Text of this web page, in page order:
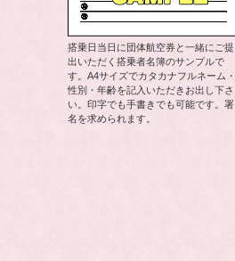
搭乗日当日に団体航空券と一緒にご提
出いただく搭乗者名簿のサンプルで
す。A4サイズでカタカナフルネーム・
性別・年齢を記入いただきお出し下さ
い。印字でも手書きでも可能です。署
名を求められます。